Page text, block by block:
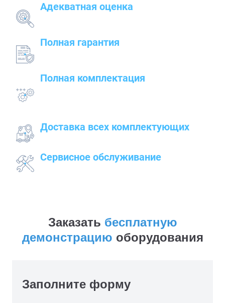
Адекватная оценка
Полная гарантия
Полная комплектация
Доставка всех комплектующих
Сервисное обслуживание
Заказать бесплатную
демонстрацию оборудования
Заполните форму